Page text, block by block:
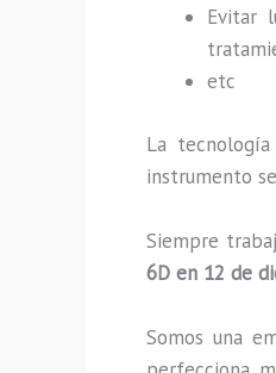
Evitar
etc
La
instrumento
Siempre
6D en 12 de
Somos una